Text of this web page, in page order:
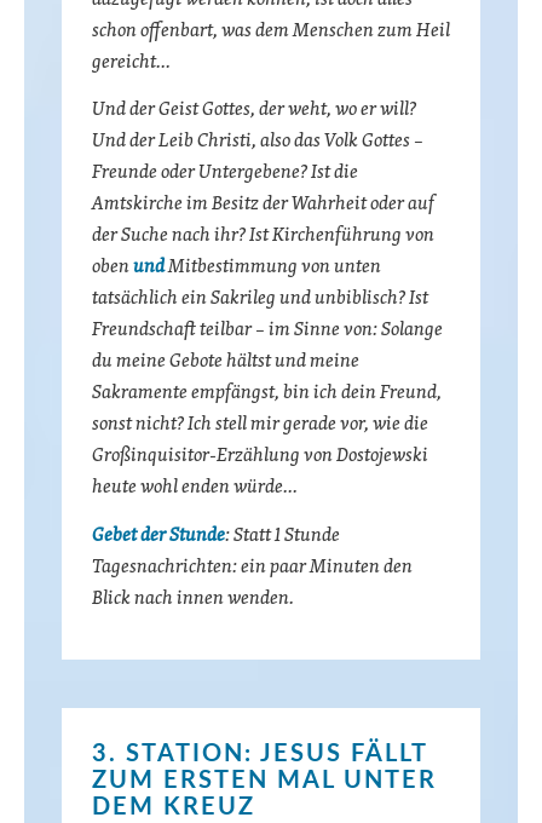
schon offenbart, was dem Menschen zum Heil
gereicht…
Und der Geist Gottes, der weht, wo er will?
Und der Leib Christi, also das Volk Gottes –
Freunde oder Untergebene? Ist die
Amtskirche im Besitz der Wahrheit oder auf
der Suche nach ihr? Ist Kirchenführung von
obenundMitbestimmung von unten
tatsächlich ein Sakrileg und unbiblisch? Ist
Freundschaft teilbar – im Sinne von: Solange
du meine Gebote hältst und meine
Sakramente empfängst, bin ich dein Freund,
sonst nicht? Ich stell mir gerade vor, wie die
Großinquisitor-Erzählung von Dostojewski
heute wohl enden würde…
Gebet der Stunde: Statt 1 Stunde
Tagesnachrichten: ein paar Minuten den
Blick nach innen wenden.
3. STATION: JESUS FÄLLT
ZUM ERSTEN MAL UNTER
DEM KREUZ